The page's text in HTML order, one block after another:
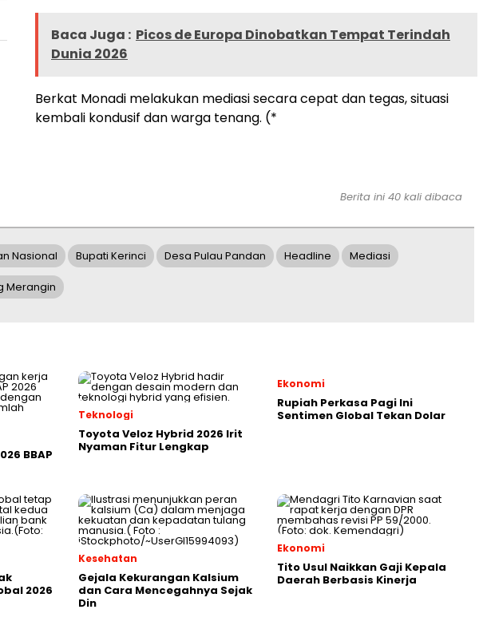
Baca Juga : Picos de Europa Dinobatkan Tempat Terindah
Dunia 2026
Berkat Monadi melakukan mediasi secara cepat dan tegas, situasi
kembali kondusif dan warga tenang. (*
Berita ini 40 kali dibaca
Nasional Bupati Kerinci Desa Pulau Pandan Headline Mediasi
Merangin
BBAP
Teknologi
Toyota Veloz Hybrid 2026 Irit
Nyaman Fitur Lengkap
Ekonomi
Rupiah Perkasa Pagi Ini
Sentimen Global Tekan Dolar
2026
Kesehatan
Gejala Kekurangan Kalsium
dan Cara Mencegahnya Sejak
Din
Ekonomi
Tito Usul Naikkan Gaji Kepala
Daerah Berbasis Kinerja